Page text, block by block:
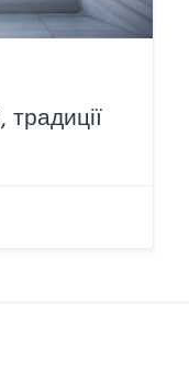
традиції